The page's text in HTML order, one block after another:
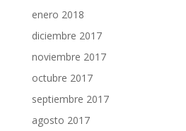
enero 2018
diciembre 2017
noviembre 2017
octubre 2017
septiembre 2017
agosto 2017